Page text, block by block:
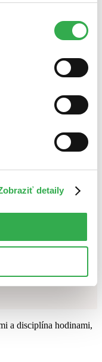
všetky tieto
detaily
s radosťou vypátra!
a disciplína hodinami,